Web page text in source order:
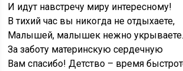
И идут навстречу миру интересному!
В тихий час вы никогда не отдыхаете,
Малышей, малышек нежно укрываете.
За заботу материнскую сердечную
Вам спасибо! Детство – время